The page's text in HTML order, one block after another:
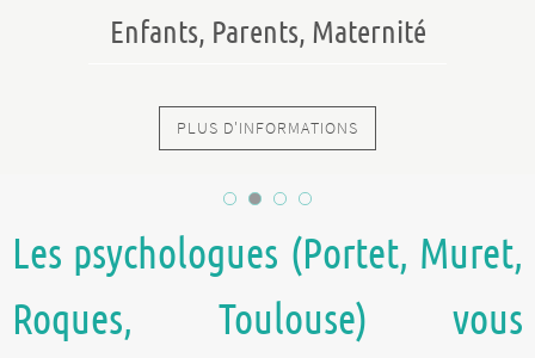
Enfants, Parents, Maternité
PLUS D'INFORMATIONS
Les psychologues (Portet, Muret,
Roques, Toulouse) vous